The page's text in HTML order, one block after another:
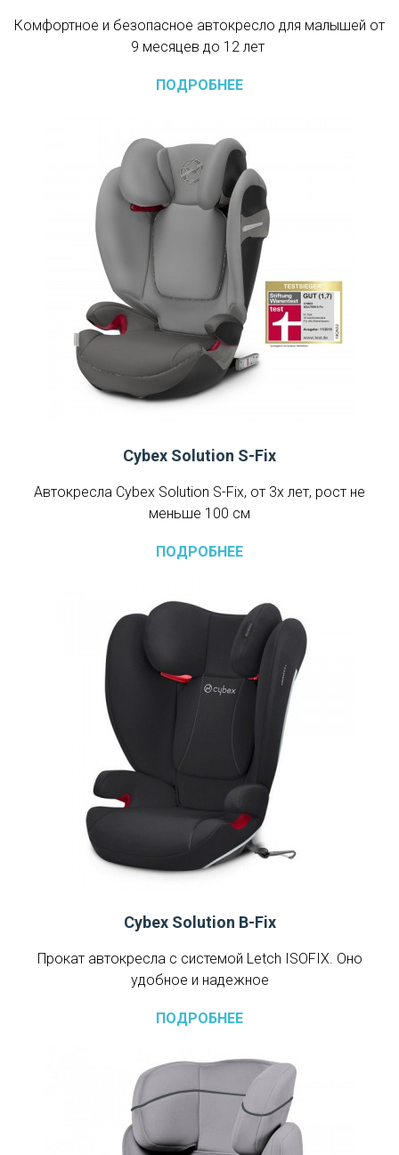
Комфортное и безопасное автокресло для малышей от
9 месяцев до 12 лет
ПОДРОБНЕЕ
Cybex Solution S-Fix
Автокресла Cybex Solution S-Fix, от 3х лет, рост не
меньше 100 см
ПОДРОБНЕЕ
Cybex Solution B-Fix
Прокат автокресла с системой Letch ISOFIX. Оно
удобное и надежное
ПОДРОБНЕЕ